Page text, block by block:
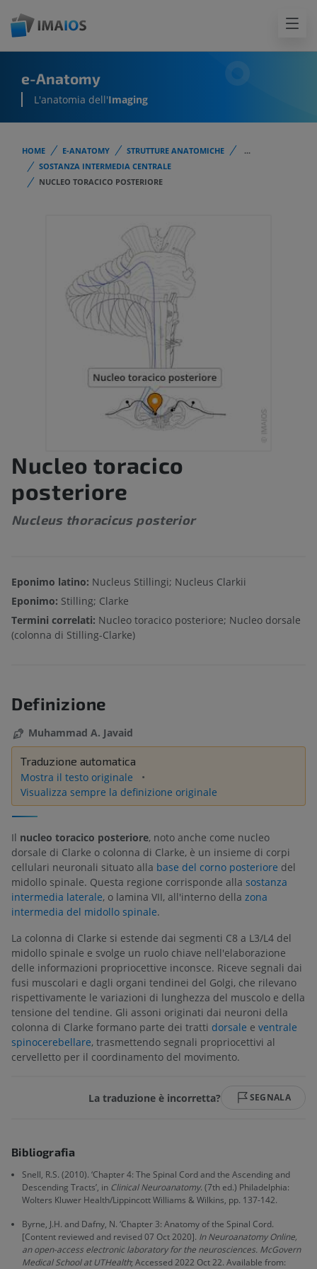
e-Anatomy
L'anatomia dell'Imaging
HOME E-ANATOMY STRUTTURE ANATOMICHE
...
SOSTANZA INTERMEDIA CENTRALE
NUCLEO TORACICO POSTERIORE
Nucleo toracico
posteriore
Nucleus thoracicus posterior
Eponimo latino: Nucleus Stillingi; Nucleus Clarkii
Eponimo: Stilling; Clarke
Termini correlati: Nucleo toracico posteriore; Nucleo dorsale
(colonna di Stilling-Clarke)
Definizione
Muhammad A. Javaid
Traduzione automatica
Mostra il testo originale
Visualizza sempre la definizione originale
Il nucleo toracico posteriore, noto anche come nucleo
dorsale di Clarke o colonna di Clarke, è un insieme di corpi
cellulari neuronali situato alla base del corno posteriore del
midollo spinale. Questa regione corrisponde alla sostanza
intermedia laterale, o lamina VII, all'interno della zona
intermedia del midollo spinale.
La colonna di Clarke si estende dai segmenti C8 a L3/L4 del
midollo spinale e svolge un ruolo chiave nell'elaborazione
delle informazioni propriocettive inconsce. Riceve segnali dai
fusi muscolari e dagli organi tendinei del Golgi, che rilevano
rispettivamente le variazioni di lunghezza del muscolo e della
tensione del tendine. Gli assoni originati dai neuroni della
colonna di Clarke formano parte dei tratti dorsale e ventrale
spinocerebellare, trasmettendo segnali propriocettivi al
cervelletto per il coordinamento del movimento.
La traduzione è incorretta? SEGNALA
Bibliografia
Snell, R.S. (2010). ‘Chapter 4: The Spinal Cord and the Ascending and
Descending Tracts’, in Clinical Neuroanatomy. (7th ed.) Philadelphia:
Wolters Kluwer Health/Lippincott Williams & Wilkins, pp. 137-142.
Byrne, J.H. and Dafny, N. ‘Chapter 3: Anatomy of the Spinal Cord.
[Content reviewed and revised 07 Oct 2020]. In Neuroanatomy Online,
an open-access electronic laboratory for the neurosciences. McGovern
Medical School at UTHealth; Accessed 2022 Oct 22. Available from: